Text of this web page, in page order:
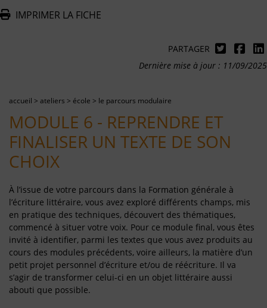
IMPRIMER LA FICHE
PARTAGER
Dernière mise à jour : 11/09/2025
accueil > ateliers > école > le parcours modulaire
MODULE 6 - REPRENDRE ET
FINALISER UN TEXTE DE SON
CHOIX
À l’issue de votre parcours dans la Formation générale à
l’écriture littéraire, vous avez exploré différents champs, mis
en pratique des techniques, découvert des thématiques,
commencé à situer votre voix. Pour ce module final, vous êtes
invité à identifier, parmi les textes que vous avez produits au
cours des modules précédents, voire ailleurs, la matière d’un
petit projet personnel d’écriture et/ou de réécriture. Il va
s’agir de transformer celui-ci en un objet littéraire aussi
abouti que possible.